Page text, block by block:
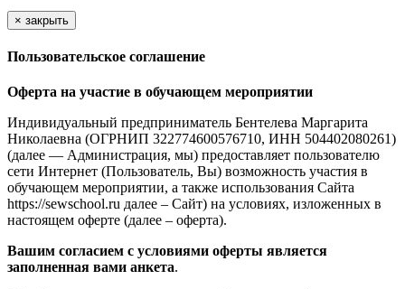
× закрыть
Пользовательское соглашение
Оферта на участие в обучающем мероприятии
Индивидуальный предприниматель Бентелева Маргарита
Николаевна (ОГРНИП 322774600576710, ИНН 504402080261)
(далее — Администрация, мы) предоставляет пользователю
сети Интернет (Пользователь, Вы) возможность участия в
обучающем мероприятии, а также использования Сайта
https://sewschool.ru далее – Сайт) на условиях, изложенных в
настоящем оферте (далее – оферта).
Вашим согласием с условиями оферты является
заполненная вами анкета.